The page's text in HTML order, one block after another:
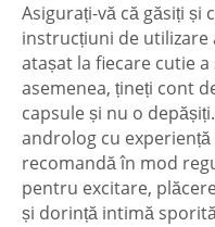
Asigurați-vă că găsiți
instrucțiuni de utilizare
atașat la fiecare cutie
asemenea, țineți cont
capsule și nu o
androlog cu
recomandă în mod
pentru excitare,
și dorință intimă